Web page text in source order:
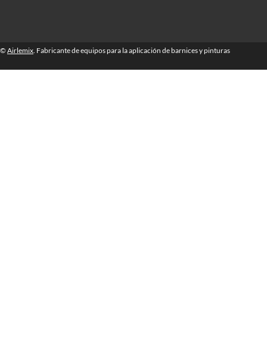
© Airlemix . Fabricante de equipos para la aplicación de barnices y pinturas